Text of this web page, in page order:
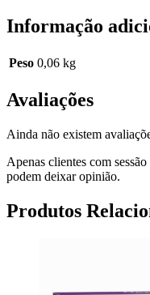
Informação
Peso 0,06 kg
Avaliações
Ainda não existem
Apenas clientes com
podem deixar opinião.
Produtos